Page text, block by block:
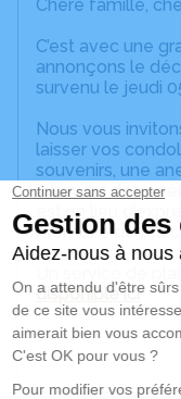
Chère famille,
C’est avec une
annonçons le
survenu le jeudi
Nous vous
laisser vos
souvenirs, une
à travers des
est un lieu
mémoire de
Un service de
disponible ici.